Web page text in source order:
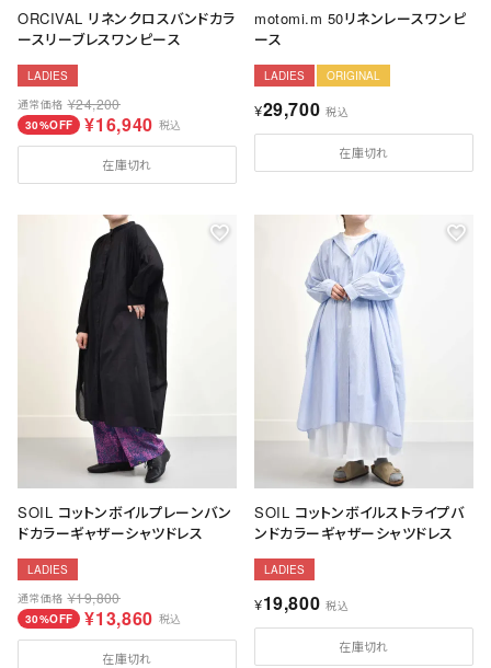
ORCIVAL リネンクロスバンドカラ
ースリーブレスワンピース
LADIES
通常価格 ¥24,200
30%OFF ¥16,940 税込
在庫切れ
motomi.m 50リネンレースワンピ
ース
LADIES ORIGINAL
¥29,700 税込
在庫切れ
SOIL コットンボイルプレーンバン
ドカラーギャザーシャツドレス
LADIES
通常価格 ¥19,800
30%OFF ¥13,860 税込
在庫切れ
SOIL コットンボイルストライプバ
ンドカラーギャザーシャツドレス
LADIES
¥19,800 税込
在庫切れ